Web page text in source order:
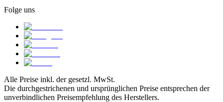
Folge uns
Alle Preise inkl. der gesetzl. MwSt.
Die durchgestrichenen und ursprünglichen Preise entsprechen der
unverbindlichen Preisempfehlung des Herstellers.